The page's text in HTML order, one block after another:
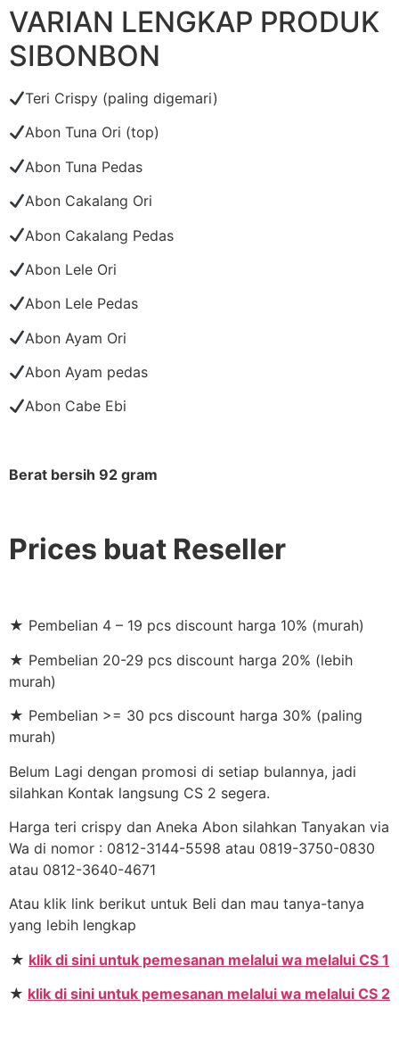
VARIAN LENGKAP PRODUK
SIBONBON
Teri Crispy (paling digemari)
Abon Tuna Ori (top)
Abon Tuna Pedas
Abon Cakalang Ori
Abon Cakalang Pedas
Abon Lele Ori
Abon Lele Pedas
Abon Ayam Ori
Abon Ayam pedas
Abon Cabe Ebi
Berat bersih 92 gram
Prices buat Reseller
★ Pembelian 4 – 19 pcs discount harga 10% (murah)
★ Pembelian 20-29 pcs discount harga 20% (lebih
murah)
★ Pembelian >= 30 pcs discount harga 30% (paling
murah)
Belum Lagi dengan promosi di setiap bulannya, jadi
silahkan Kontak langsung CS 2 segera.
Harga teri crispy dan Aneka Abon silahkan Tanyakan via
Wa di nomor : 0812-3144-5598 atau 0819-3750-0830
atau 0812-3640-4671
Atau klik link berikut untuk Beli dan mau tanya-tanya
yang lebih lengkap
★ klik di sini untuk pemesanan melalui wa melalui CS 1
★ klik di sini untuk pemesanan melalui wa melalui CS 2